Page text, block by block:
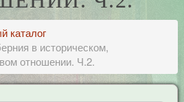
каталог
в историческом,
отношении. Ч.2.